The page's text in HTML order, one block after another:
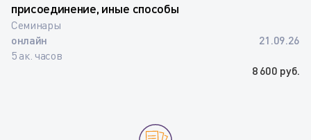
присоединение, иные способы
Семинары
онлайн
5 ак. часов
21.09.26
8 600 руб.